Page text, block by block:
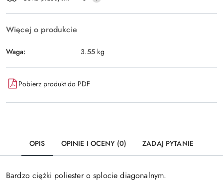
Więcej o produkcie
Waga: 3.55 kg
Pobierz produkt do PDF
OPIS OPINIE I OCENY (0) ZADAJ PYTANIE
Bardzo ciężki poliester o splocie diagonalnym.